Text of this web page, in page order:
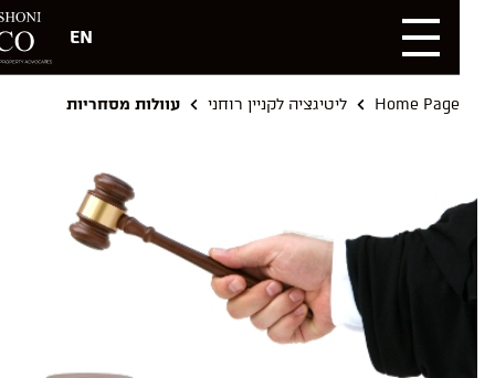
EN
Home Page ליטיגציה לקניין רוחני עוולות מסחריות